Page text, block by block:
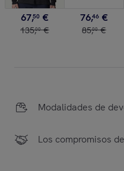
67,50 €
135,00 €
76,46 €
85,00 €
Modalidades de
Los compromisos